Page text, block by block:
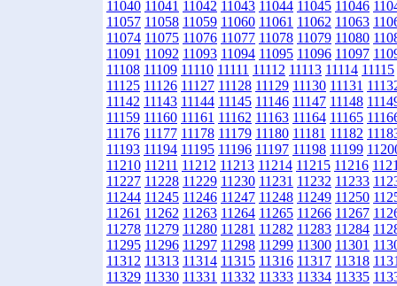
11040 11041 11042 11043 11044 11045 11046
11057 11058 11059 11060 11061 11062 11063
11074 11075 11076 11077 11078 11079 11080
11091 11092 11093 11094 11095 11096 11097
11108 11109 11110 11111 11112 11113 11114 11115
11125 11126 11127 11128 11129 11130 11131
11142 11143 11144 11145 11146 11147 11148
11159 11160 11161 11162 11163 11164 11165
11176 11177 11178 11179 11180 11181 11182
11193 11194 11195 11196 11197 11198 11199
11210 11211 11212 11213 11214 11215 11216
11227 11228 11229 11230 11231 11232 11233
11244 11245 11246 11247 11248 11249 11250
11261 11262 11263 11264 11265 11266 11267
11278 11279 11280 11281 11282 11283 11284
11295 11296 11297 11298 11299 11300 11301
11312 11313 11314 11315 11316 11317 11318
11329 11330 11331 11332 11333 11334 11335